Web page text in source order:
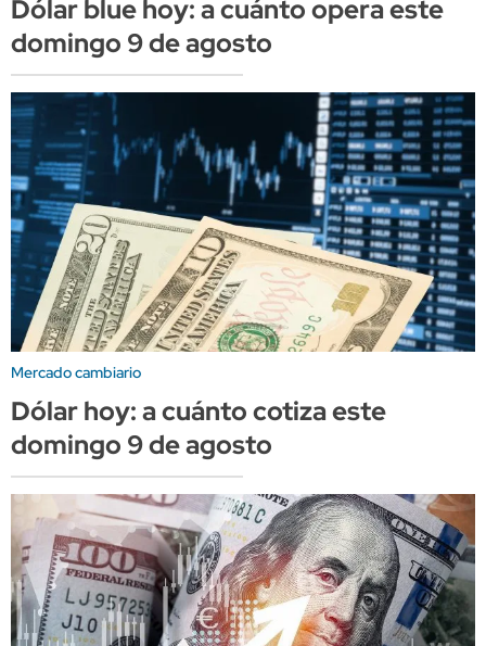
Dólar blue hoy: a cuánto opera este
domingo 9 de agosto
Mercado cambiario
Dólar hoy: a cuánto cotiza este
domingo 9 de agosto